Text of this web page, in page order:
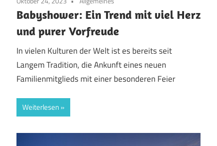
Babyshower: Ein Trend mit viel Herz
und purer Vorfreude
In vielen Kulturen der Welt ist es bereits seit
Langem Tradition, die Ankunft eines neuen
Familienmitglieds mit einer besonderen Feier
Weiterlesen